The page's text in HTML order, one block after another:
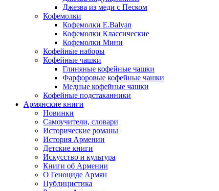
Джезва из меди с Песком
Кофемолки
Кофемолки E.Balyan
Кофемолки Классические
Кофемолки Мини
Кофейные наборы
Кофейные чашки
Глиняные кофейные чашки
Фарфоровые кофейные чашки
Медные кофейные чашки
Кофейные подстаканники
Армянские книги
Новинки
Самоучители, словари
Исторические романы
История Армении
Детские книги
Иcкусство и культура
Книги об Армении
О Геноциде Армян
Публицистика